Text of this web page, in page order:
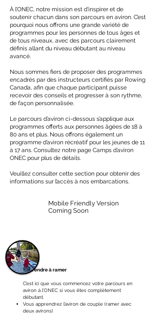
À l’ONEC, notre mission est d’inspirer et de
soutenir chacun dans son parcours en aviron. C’est
pourquoi nous offrons une grande variété de
programmes pour les personnes de tous âges et
de tous niveaux, avec des parcours clairement
définis allant du niveau débutant au niveau
avancé.
Nous sommes fiers de proposer des programmes
encadrés par des instructeurs certifiés par Rowing
Canada, afin que chaque participant puisse
recevoir des conseils et progresser à son rythme,
de façon personnalisée.
Le parcours d’aviron ci-dessous s’applique aux
programmes offerts aux personnes âgées de 18 à
80 ans et plus. Nous offrons également un
programme d’aviron récréatif pour les jeunes de 11
à 17 ans. Consultez notre page Camps d’aviron
ONEC pour plus de détails.
Veuillez consulter cette section pour obtenir des
informations sur l’accès à nos embarcations.
Mobile Friendly Version
Coming Soon
Apprendre à ramer
C’est ici que vous commencez votre parcours en
aviron à l’ONEC si vous êtes complètement
débutant.
Vous apprendrez l’aviron de couple (ramer avec
deux avirons)